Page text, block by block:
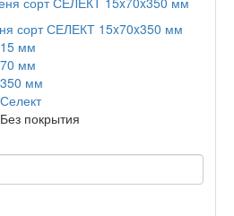
сорт СЕЛЕКТ 15x70x350 мм
15 мм
70 мм
350 мм
Селект
Без покрытия